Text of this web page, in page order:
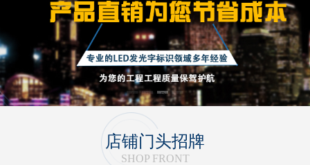
1 2 3 4
店铺门头招牌
SHOP FRONT